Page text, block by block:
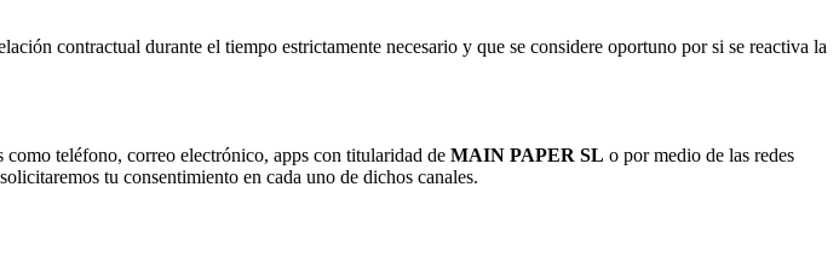
contractual durante el tiempo estrictamente necesario y que se considere oportuno por si se reactiva la
como teléfono, correo electrónico, apps con titularidad de MAIN PAPER SL o por medio de las redes
tu consentimiento en cada uno de dichos canales.